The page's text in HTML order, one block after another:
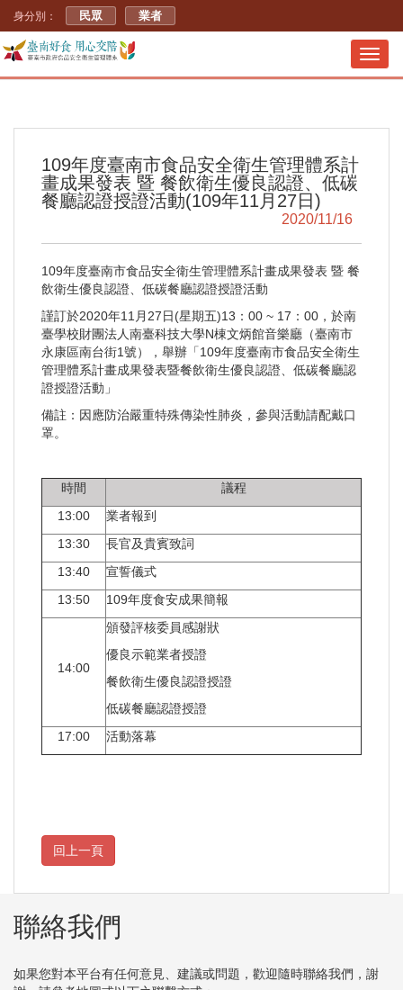
身分別： 民眾 業者
109年度臺南市食品安全衛生管理體系計
畫成果發表 暨 餐飲衛生優良認證、低碳
餐廳認證授證活動(109年11月27日)
2020/11/16
109年度臺南市食品安全衛生管理體系計畫成果發表 暨 餐
飲衛生優良認證、低碳餐廳認證授證活動
謹訂於2020年11月27日(星期五)13：00 ~ 17：00，於南
臺學校財團法人南臺科技大學N棟文炳館音樂廳（臺南市
永康區南台街1號），舉辦「109年度臺南市食品安全衛生
管理體系計畫成果發表暨餐飲衛生優良認證、低碳餐廳認
證授證活動」
備註：因應防治嚴重特殊傳染性肺炎，參與活動請配戴口
罩。
時間
議程
13:00
業者報到
13:30
長官及貴賓致詞
13:40
宣誓儀式
13:50
109年度食安成果簡報
14:00
頒發評核委員感謝狀
優良示範業者授證
餐飲衛生優良認證授證
低碳餐廳認證授證
17:00
活動落幕
聯絡我們
如果您對本平台有任何意見、建議或問題，歡迎隨時聯絡我們，謝